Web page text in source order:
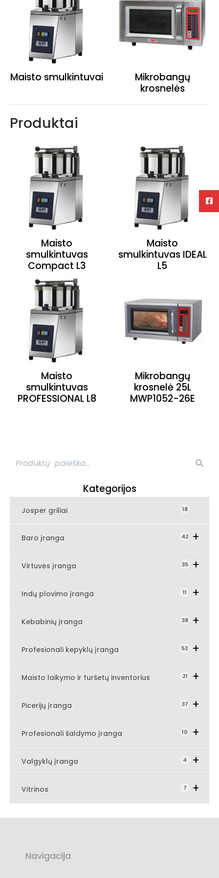
Prekių paieška
Kategorijos
Josper griliai 18
Baro įranga 42
Expand Secondary Navigation
Virtuvės įranga 35
Expand Secondary Navigation
Indų plovimo įranga 11
Expand Secondary
Kebabinių įranga 38
Expand Secondary
Profesionali kepyklų įranga 52
Expand Secondary
Maisto laikymo ir furšetų inventorius 21
Expand
Picerijų įranga 37
Expand Secondary Navigation
Profesionali šaldymo įranga 10
Expand
Valgyklų įranga 4
Expand Secondary Navigation
Vitrinos 7
Expand Secondary Navigation Menu
Maisto smulkintuvai
Mikrobangų
krosnelės
Produktai
Maisto
smulkintuvas
Compact L3
Maisto
smulkintuvas IDEAL
L5
Maisto
smulkintuvas
PROFESSIONAL L8
Mikrobangų
krosnelė 25L
MWP1052-26E
Navigacija